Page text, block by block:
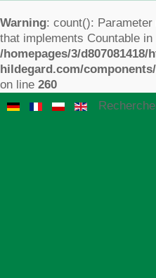
Warning: count():
that implements Countable in
/homepages/3/
hildegard.com/
on line 260